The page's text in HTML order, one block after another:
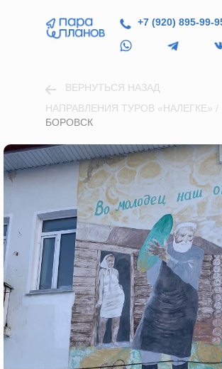
+7 (920) 895-99-
НАПРАВЛЕНИЯ ТУРОВ «НАЛЕГКЕ» /
ВЕРНУТЬСЯ НАЗАД
БОРОВСК